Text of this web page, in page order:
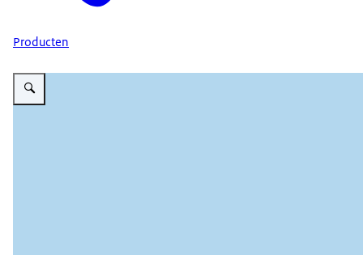
Producten
Vergroot afbeelding Visuele ondersteuning bij Bescherm je product. Een